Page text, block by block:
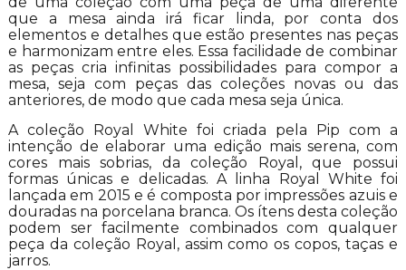
que a mesa ainda irá ficar linda, por conta dos
elementos e detalhes que estão presentes nas peças
e harmonizam entre eles. Essa facilidade de combinar
as peças cria infinitas possibilidades para compor a
mesa, seja com peças das coleções novas ou das
anteriores, de modo que cada mesa seja única.
A coleção Royal White foi criada pela Pip com a
intenção de elaborar uma edição mais serena, com
cores mais sobrias, da coleção Royal, que possui
formas únicas e delicadas. A linha Royal White foi
lançada em 2015 e é composta por impressões azuis e
douradas na porcelana branca. Os ítens desta coleção
podem ser facilmente combinados com qualquer
peça da coleção Royal, assim como os copos, taças e
jarros.